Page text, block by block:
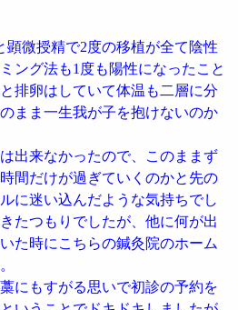
顕微授精で2度の移植が全て陰性
ング法も1度も陽性になったこと
排卵はしていて体温も二層に分
まま一生我が子を抱けないのか
出来なかったので、このままず
間だけが過ぎていくのかと先の
に迷い込んだような気持ちでし
たつもりでしたが、他に何が出
た時にこちらの鍼灸院のホーム
にもすがる思いで初診の予約を